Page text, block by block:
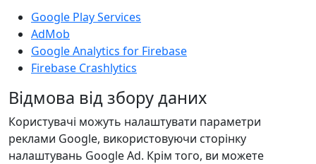
Google Play Services
AdMob
Google Analytics for Firebase
Firebase Crashlytics
Відмова від збору даних
Користувачі можуть налаштувати параметри
реклами Google, використовуючи сторінку
налаштувань Google Ad. Крім того, ви можете